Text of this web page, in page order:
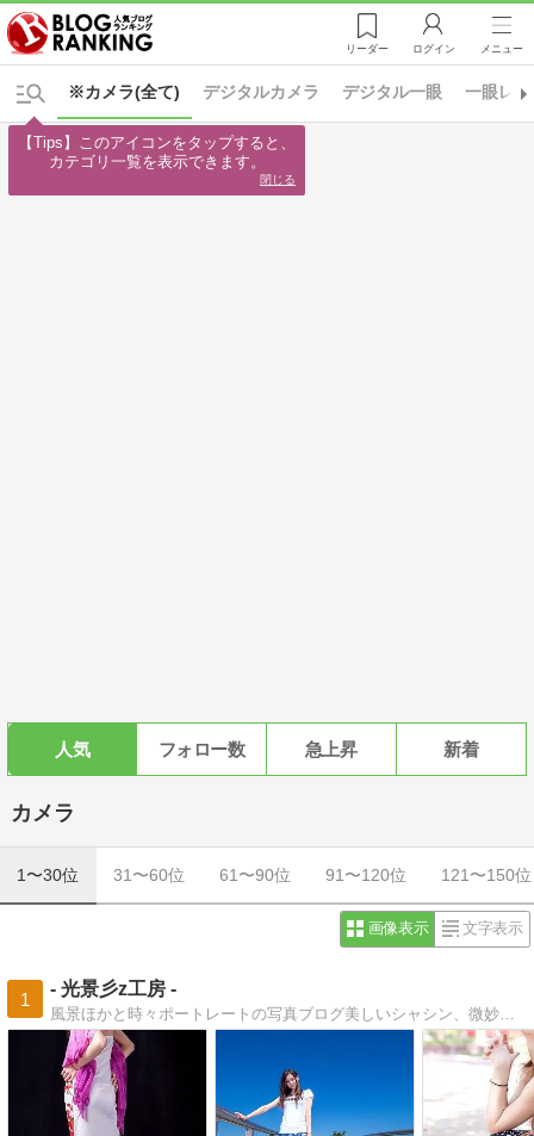
リーダー ログイン メニュー
※カメラ(全て) デジタルカメラ デジタル一眼 一眼レ
人気 フォロー数 急上昇 新着
カメラ
1〜30位 31〜60位 61〜90位 91〜120位 121〜150位
画像表示 文字表示
1
- 光景彡z工房 -
風景ほかと時々ポートレートの写真ブログ美しいシャシン、微妙なシャシンの写真ブログです。
【Tips】このアイコンをタップすると、
カテゴリ一覧を表示できます。
閉じる